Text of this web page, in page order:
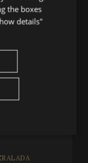
the boxes
details"